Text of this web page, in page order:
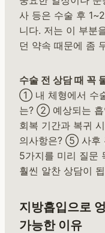
사 등은 수술 후
니다. 저는 이 부분
던 약속 때문에 좀
수술 전 상담 때 꼭
① 내 체형에서 수
는? ② 예상되는
회복 기간과 복귀
의사항은? ⑤ 사후
5가지를 미리 질문
훨씬 알찬 상담이
지방흡입으로
가능한 이유